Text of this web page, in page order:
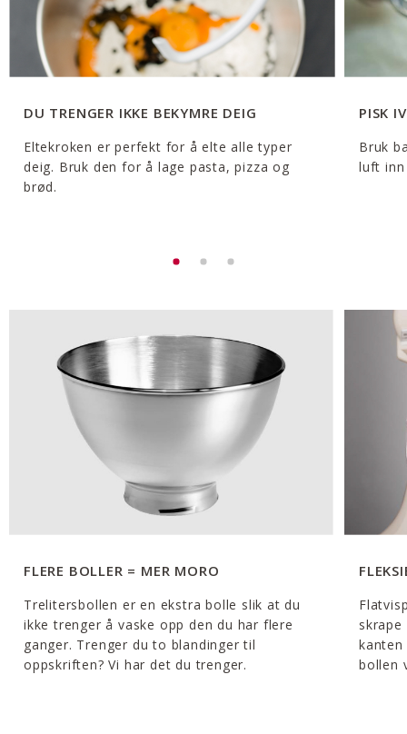
DU TRENGER IKKE BEKYMRE DEIG
Eltekroken er perfekt for å elte alle typer
deig. Bruk den for å lage pasta, pizza og
brød.
PISK
Bruk
luft inn
FLERE BOLLER = MER MORO
Trelitersbollen er en ekstra bolle slik at du
ikke trenger å vaske opp den du har flere
ganger. Trenger du to blandinger til
oppskriften? Vi har det du trenger.
bollen